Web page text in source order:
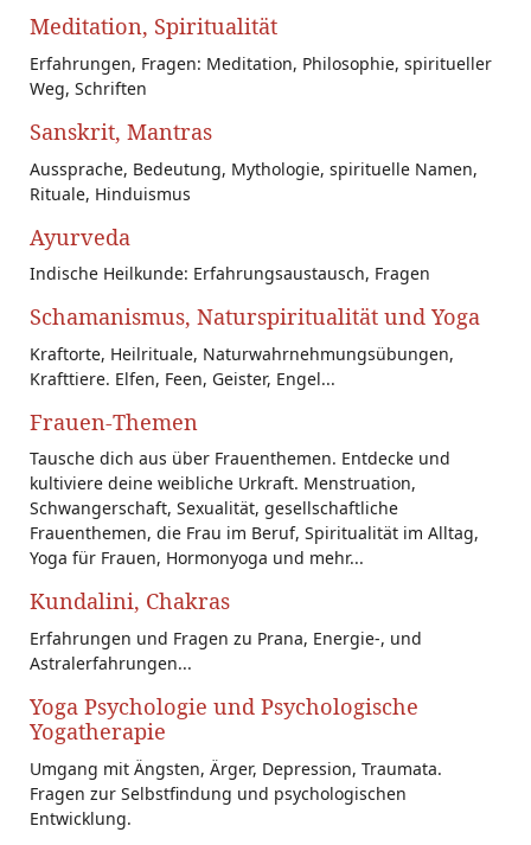
Meditation, Spiritualität
Erfahrungen, Fragen: Meditation, Philosophie, spiritueller
Weg, Schriften
Sanskrit, Mantras
Aussprache, Bedeutung, Mythologie, spirituelle Namen,
Rituale, Hinduismus
Ayurveda
Indische Heilkunde: Erfahrungsaustausch, Fragen
Schamanismus, Naturspiritualität und Yoga
Kraftorte, Heilrituale, Naturwahrnehmungsübungen,
Krafttiere. Elfen, Feen, Geister, Engel...
Frauen-Themen
Tausche dich aus über Frauenthemen. Entdecke und
kultiviere deine weibliche Urkraft. Menstruation,
Schwangerschaft, Sexualität, gesellschaftliche
Frauenthemen, die Frau im Beruf, Spiritualität im Alltag,
Yoga für Frauen, Hormonyoga und mehr...
Kundalini, Chakras
Erfahrungen und Fragen zu Prana, Energie-, und
Astralerfahrungen...
Yoga Psychologie und Psychologische
Yogatherapie
Umgang mit Ängsten, Ärger, Depression, Traumata.
Fragen zur Selbstfindung und psychologischen
Entwicklung.